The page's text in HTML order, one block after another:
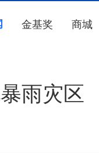
金基奖 商城
雨灾区